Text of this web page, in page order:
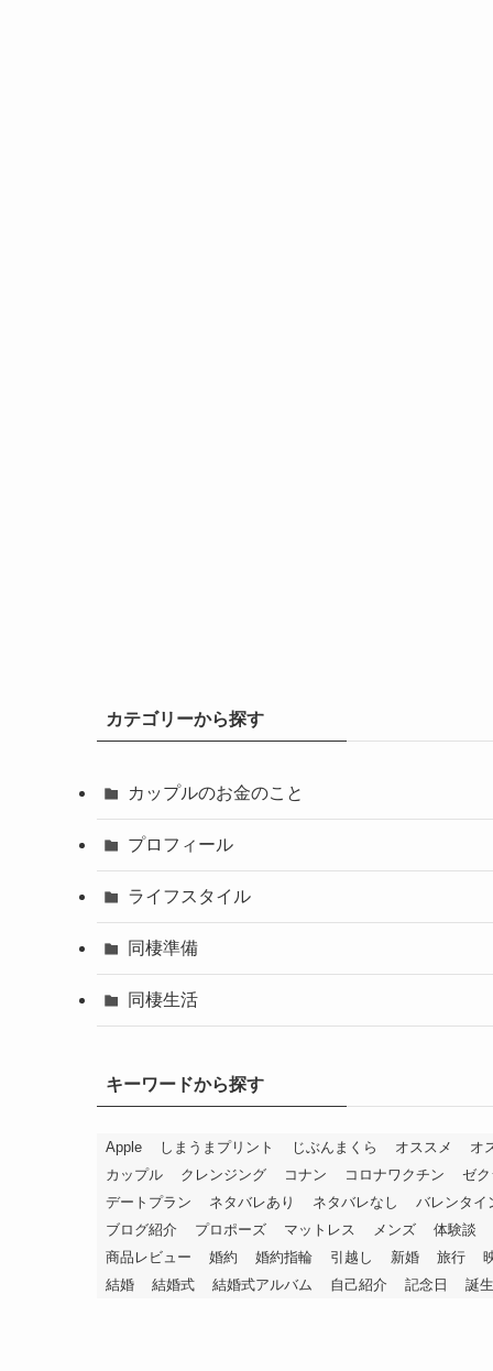
カテゴリーから探す
カップルのお金のこと
プロフィール
ライフスタイル
同棲準備
同棲生活
キーワードから探す
Apple しまうまプリント じぶんまくら オススメ
オ
カップル
クレンジング コナン コロナワクチン
ゼ
デートプラン
ネタバレあり ネタバレなし
バレンタイ
ブログ紹介
プロポーズ マットレス メンズ
体験談
商品レビュー
婚約 婚約指輪 引越し 新婚 旅行
結婚
結婚式 結婚式アルバム 自己紹介 記念日 誕